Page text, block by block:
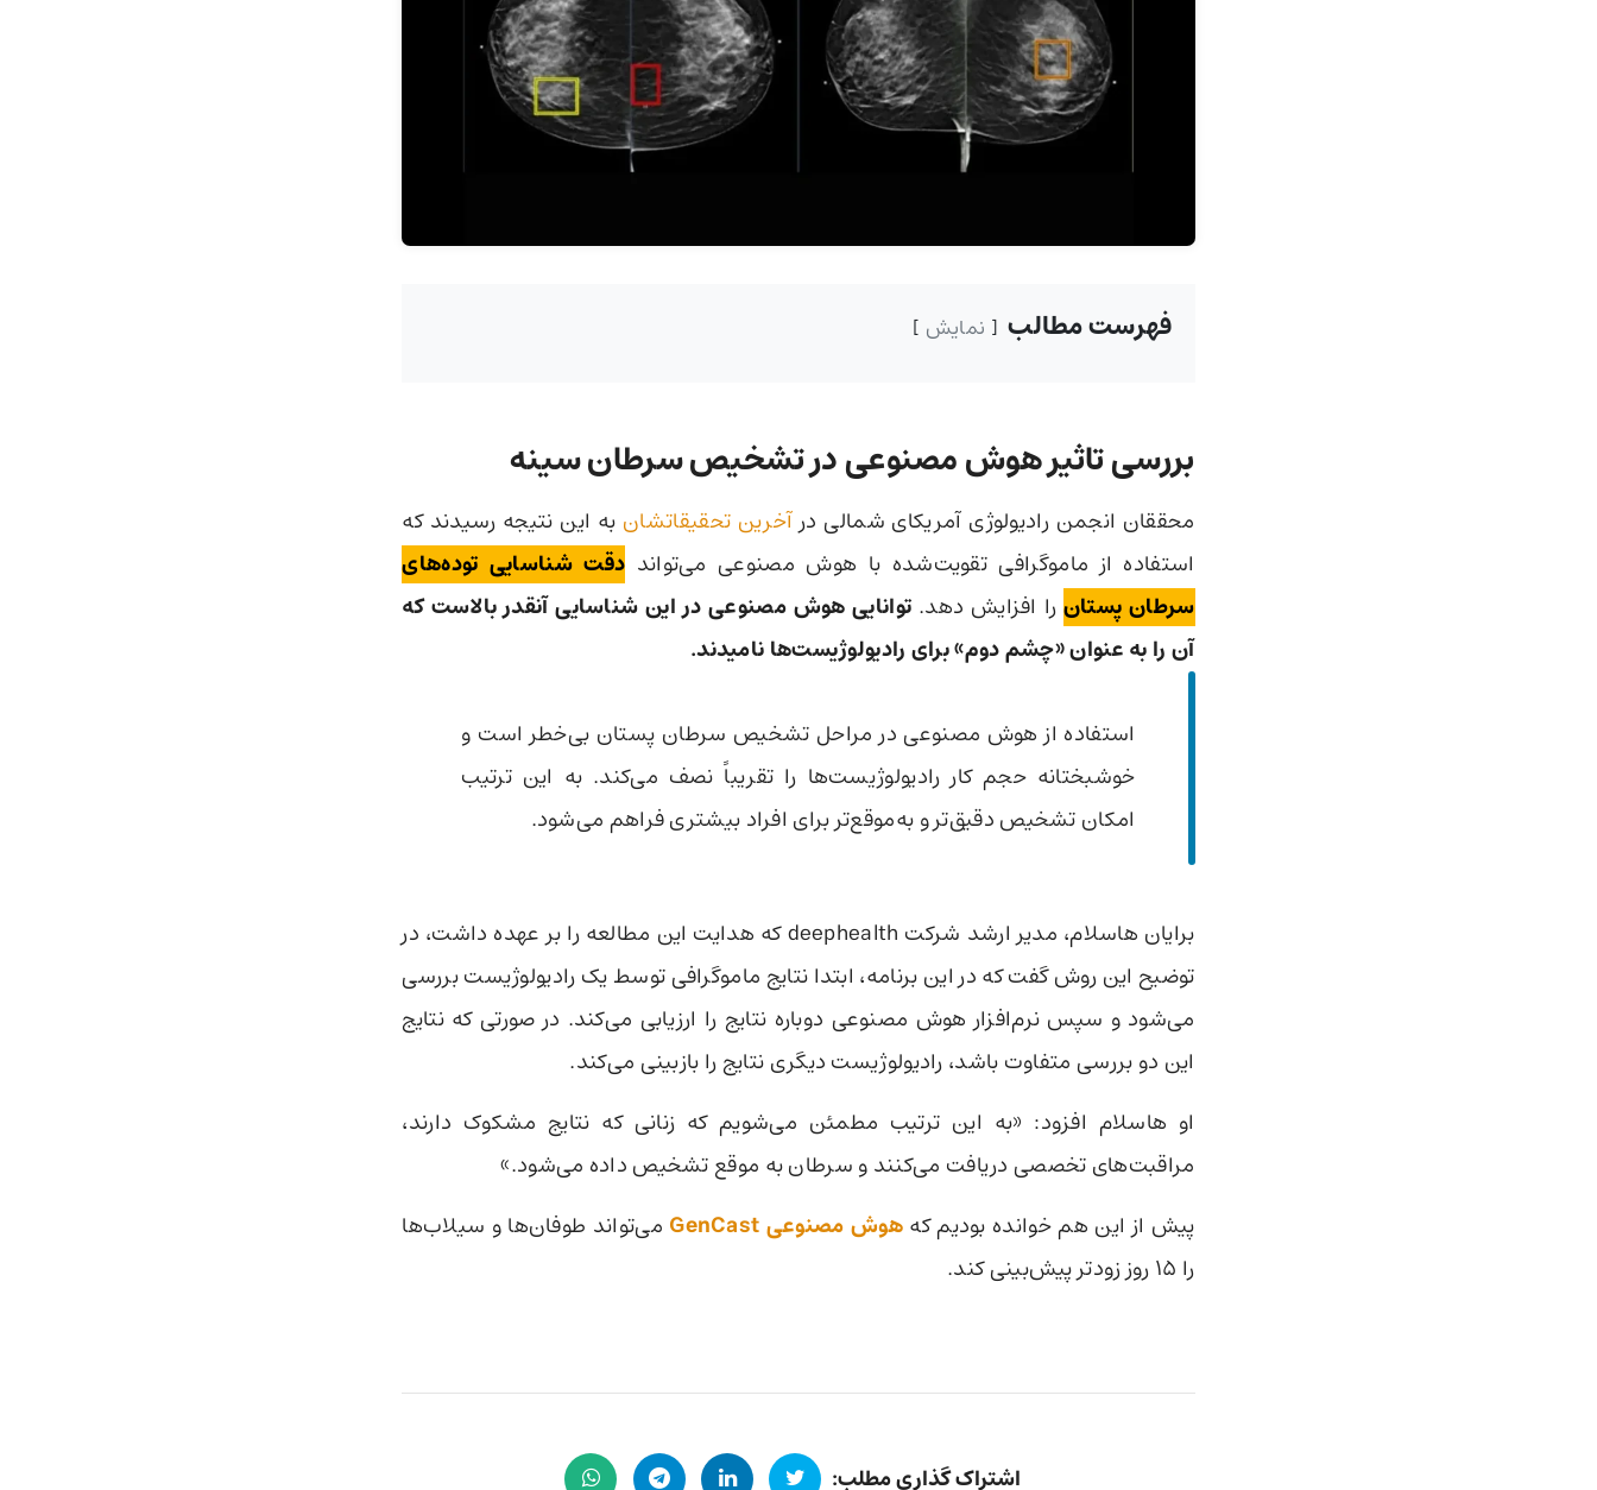
فهرست مطالب نمایش
بررسی تاثیر هوش مصنوعی در تشخیص سرطان سینه
محققان انجمن رادیولوژی آمریکای شمالی درآخرین تحقیقاتشان به این نتیجه رسیدند که
استفاده از ماموگرافی تقویت‌شده با هوش مصنوعی می‌تواند دقت شناسایی توده‌های
سرطان پستانرا افزایش دهد. توانایی هوش مصنوعی در این شناسایی آنقدر بالاست که
آن را به عنوان «چشم دوم» برای رادیولوژیست‌ها نامیدند.
استفاده از هوش مصنوعی در مراحل تشخیص سرطان پستان بی‌خطر است و
خوشبختانه حجم کار رادیولوژیست‌ها را تقریباً نصف می‌کند. به این ترتیب
امکان تشخیص دقیق‌تر و به‌موقع‌تر برای افراد بیشتری فراهم می‌شود.
برایان هاسلام، مدیر ارشد شرکت deephealth که هدایت این مطالعه را بر عهده داشت، در
توضیح این روش گفت که در این برنامه، ابتدا نتایج ماموگرافی توسط یک رادیولوژیست بررسی
می‌شود و سپس نرم‌افزار هوش مصنوعی دوباره نتایج را ارزیابی می‌کند. در صورتی که نتایج
این دو بررسی متفاوت باشد، رادیولوژیست دیگری نتایج را بازبینی می‌کند.
او هاسلام افزود: «به این ترتیب مطمئن می‌شویم که زنانی که نتایج مشکوک دارند،
مراقبت‌های تخصصی دریافت می‌کنند و سرطان به موقع تشخیص داده می‌شود.»
پیش از این هم خوانده بودیم کههوش مصنوعی GenCast
می‌تواند طوفان‌ها و سیلاب‌ها
را ۱۵ روز زودتر پیش‌بینی کند.
اشتراک گذاری مطلب: